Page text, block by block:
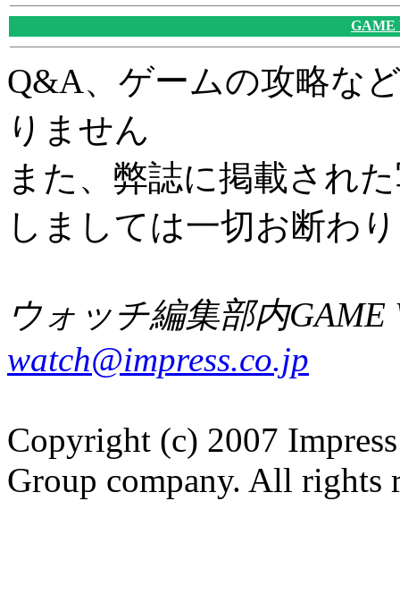
GAME
Q&A、ゲームの攻略な
りません
また、弊誌に掲載され
しましては一切お断わ
ウォッチ編集部内GAME
watch@impress.co.jp
Copyright (c) 2007
Group company. All rights